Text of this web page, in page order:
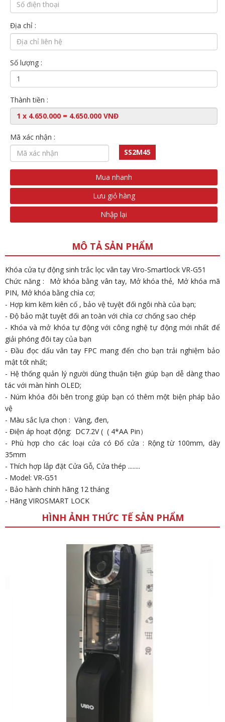
Địa chỉ :
Số lượng :
Thành tiền :
Mã xác nhận :
SS2M45
Mua nhanh
Lưu giỏ hàng
Nhập lại
MÔ TẢ SẢN PHẨM
Khóa cửa tự động sinh trắc lọc vân tay Viro-Smartlock VR-G51
Chức năng : Mở khóa bằng vân tay, Mở khóa thẻ, Mở khóa mã
PIN, Mở khóa bằng chìa cơ;
- Hợp kim kẽm kiên cố , bảo vệ tuyệt đối ngôi nhà của bạn;
- Độ bảo mật tuyệt đối an toàn với chìa cơ chống sao chép
- Khóa và mở khóa tự động với công nghệ tự động mới nhất để
giải phóng đôi tay của bạn
- Đầu đọc dấu vân tay FPC mang đến cho bạn trải nghiệm bảo
mật tốt nhất;
- Hệ thống quản lý người dùng thuận tiện giúp bạn dễ dàng thao
tác với màn hình OLED;
- Núm khóa đôi bên trong giúp bạn có thêm một biện pháp bảo
vệ
- Màu sắc lựa chọn : Vàng, đen,
- Điện áp hoạt động: DC7.2V ( ( 4*AA Pin）
- Phù hợp cho các loại cửa có Đố cửa : Rộng từ 100mm, dày
35mm
- Thích hợp lắp đặt Cửa Gỗ, Cửa thép ........
- Model: VR-G51
- Bảo hành chính hãng 12 tháng
- Hãng VIROSMART LOCK
HÌNH ẢNH THỨC TẾ SẢN PHẨM